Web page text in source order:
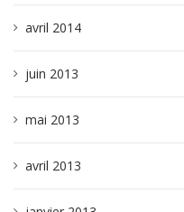
avril 2014
juin 2013
mai 2013
avril 2013